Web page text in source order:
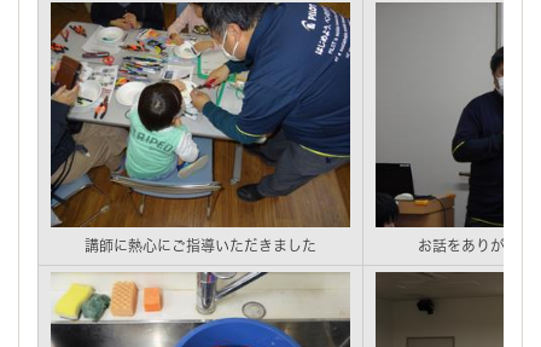
講師に熱心にご指導いただきました お話をありがとう